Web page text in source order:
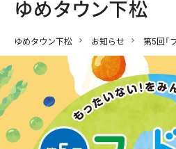
ゆめタウン下松 お知らせ 第5回「